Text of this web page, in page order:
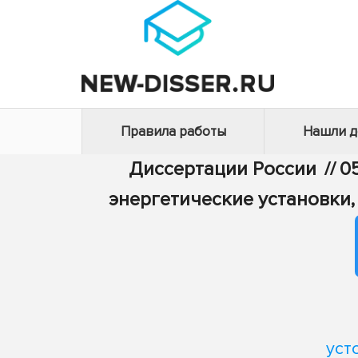
Правила работы Нашли
Диссертации России //
энергетические